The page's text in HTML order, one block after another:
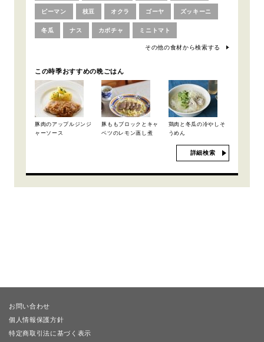
ピーマン 枝豆 オクラ ゴーヤ ズッキーニ
冬瓜 ナス カボチャ ミニトマト
その他の食材から検索する
この時季おすすめの晩ごはん
豚肉のアップルジンジ
ャーソース
豚ももブロックとキャ
ベツのレモン蒸し煮
鶏肉と冬瓜の冷やしそ
うめん
詳細検索
お問い合わせ
個人情報保護方針
特定商取引法に基づく表示